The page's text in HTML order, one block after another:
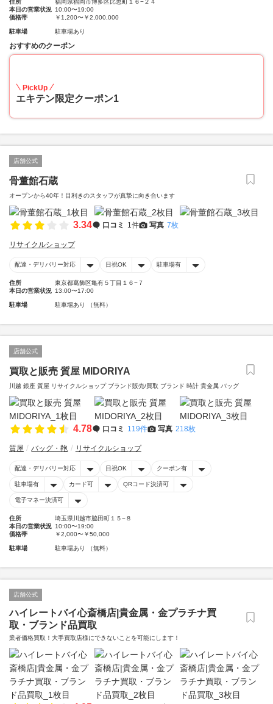
住所
福岡県福岡市博多区比恵町１６−２４
本日の営業状況 10:00〜19:00
価格帯
￥1,200〜￥2,000,000
駐車場 駐車場あり
おすすめのクーポン
PickUp
エキテン限定クーポン1
店舗公式
骨董館石蔵
オープンから40年！目利きのスタッフが真摯に向き合います
3.34 口コミ 1件 写真 7枚
リサイクルショップ
配達・デリバリー対応 日祝OK 駐車場有
住所
東京都葛飾区亀有５丁目１６−７
本日の営業状況 13:00〜17:00
駐車場 駐車場あり （無料）
店舗公式
買取と販売 質屋 MIDORIYA
川越 銀座 質屋 リサイクルショップ ブランド販売/買取 ブランド 時計 貴金属 バッグ
4.78 口コミ 119件 写真 218枚
質屋 バッグ・鞄 リサイクルショップ
配達・デリバリー対応 日祝OK クーポン有
駐車場有 カード可 QRコード決済可
電子マネー決済可
住所
埼玉県川越市脇田町１５−８
本日の営業状況 10:00〜19:00
価格帯
￥2,000〜￥50,000
駐車場 駐車場あり （無料）
店舗公式
ハイレートバイ心斎橋店|貴金属・金プラチナ買
取・ブランド品買取
業者価格買取！大手買取店様にできないことを可能にします！